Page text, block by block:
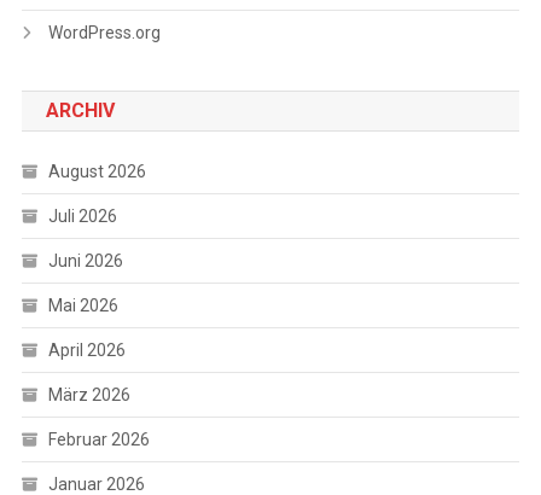
WordPress.org
ARCHIV
August 2026
Juli 2026
Juni 2026
Mai 2026
April 2026
März 2026
Februar 2026
Januar 2026